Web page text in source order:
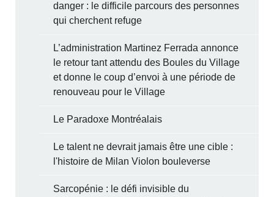
danger : le difficile parcours des personnes
qui cherchent refuge
L’administration Martinez Ferrada annonce
le retour tant attendu des Boules du Village
et donne le coup d’envoi à une période de
renouveau pour le Village
Le Paradoxe Montréalais
Le talent ne devrait jamais être une cible :
l'histoire de Milan Violon bouleverse
Sarcopénie : le défi invisible du